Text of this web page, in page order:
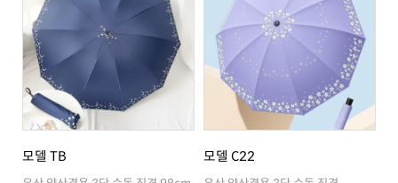
모델 TB 모델 C22